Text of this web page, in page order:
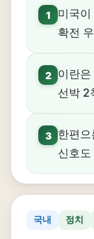
1
미국
확전
2
이란
선박 2
3
한편
신호
국내 정치